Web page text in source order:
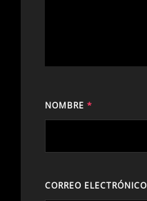
NOMBRE *
CORREO ELECTRÓNICO